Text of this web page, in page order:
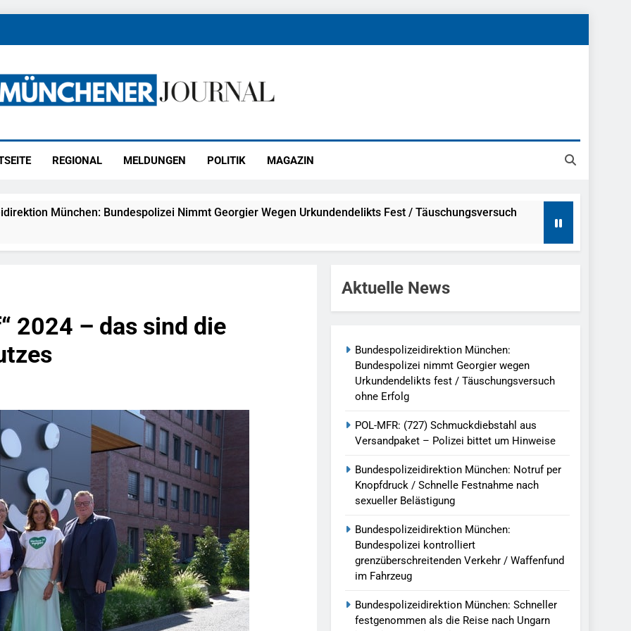
REGIONAL MELDUNGEN POLITIK MAGAZIN
München: Bundespolizei Nimmt Georgier Wegen Urkundendelikts Fest / Täuschungsversuch
München: Notruf Per Knopfdruck / Schnelle Festnahme Nach Sexueller Belästigung
München: Bundespolizei Kontrolliert Grenzüberschreitenden Verkehr / Waffenfund Im
München: Schneller Festgenommen Als Die Reise Nach Ungarn Beendet / Bundespolizei Nimmt
München: Ausgesetzte Katze Am Bahnhof Bamberg Aufgefunden – Tierheim Übernimmt
Auf: Schrotthändler Erschleicht Rund 45.000 Euro Sozialleistungen Ermittlungen Der Finanzkontrolle
Zu Rechtskräftiger Verurteilung Wegen Betrugs
München: Europaweit Gesuchtes Mitglied Einer Kriminellen Vereinigung Geht Ins Netz –
Europäischen Auslieferungshaftbefehl
München: Update Zu Den Einsatzmaßnahmen Der Bundespolizei In Saarbrücken
München: Beinahekollision An Bahnübergang In Aubing / Bundespolizei Ermittelt Wegen
In Den Bahnverkehr
2024 – das sind die
Aktuelle News
Bundespolizeidirektion München:
Bundespolizei nimmt Georgier wegen
Urkundendelikts fest / Täuschungsversuch
ohne Erfolg
POL-MFR: (727) Schmuckdiebstahl aus
Versandpaket – Polizei bittet um Hinweise
Bundespolizeidirektion München: Notruf per
Knopfdruck / Schnelle Festnahme nach
sexueller Belästigung
Bundespolizeidirektion München:
Bundespolizei kontrolliert
grenzüberschreitenden Verkehr / Waffenfund
im Fahrzeug
Bundespolizeidirektion München: Schneller
festgenommen als die Reise nach Ungarn